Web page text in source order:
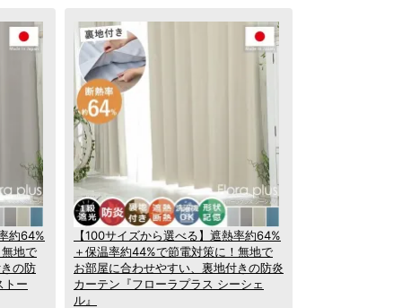
約64%
地で
の防
トー
【100サイズから選べる】遮熱率約64%
＋保温率約44%で節電対策に！無地で
お部屋に合わせやすい、裏地付きの防炎
カーテン『フローラプラス シーシェ
ル』